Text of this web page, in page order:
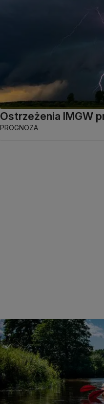
Ostrzeżenia IMGW
PROGNOZA